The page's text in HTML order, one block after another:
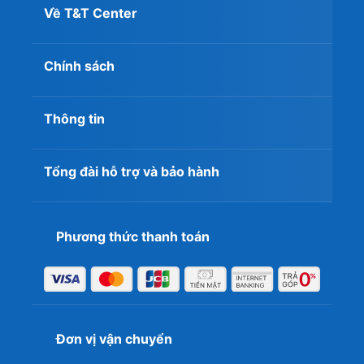
Thực tế cho thấy hiệu năng đồ họa của các dòng card
này tương đương các phiên bản từ những hãng lớn có
liệu kiểm tra tốc độ khung hình trung bình trên các tựa
Mã Sản Phẩm
FIFA
Online
(Full
Về T&T Center
Chính sách
Thông tin
Tổng đài hỗ trợ và bảo hành
Phương thức thanh toán
Đơn vị vận chuyển